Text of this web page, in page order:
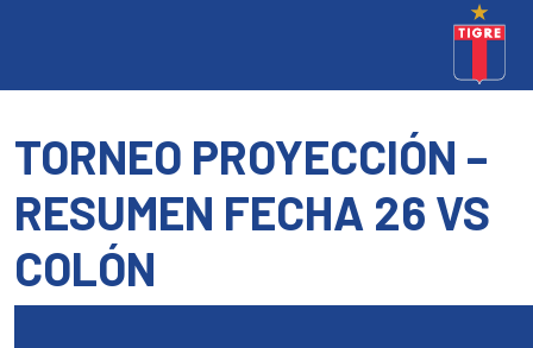
TORNEO PROYECCIÓN –
RESUMEN FECHA 26 VS
COLÓN